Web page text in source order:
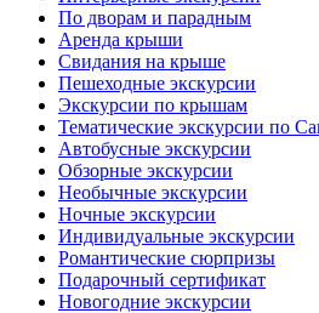
По дворам и парадным
Аренда крыши
Свидания на крыше
Пешеходные экскурсии
Экскурсии по крышам
Тематические экскурсии по
Автобусные экскурсии
Обзорные экскурсии
Необычные экскурсии
Ночные экскурсии
Индивидуальные экскурсии
Романтические сюрпризы
Подарочный сертификат
Новогодние экскурсии